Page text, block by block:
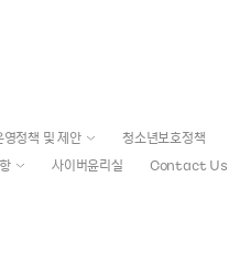
영정책 및 제안
청소년보호정책
사이버윤리실 Contact Us